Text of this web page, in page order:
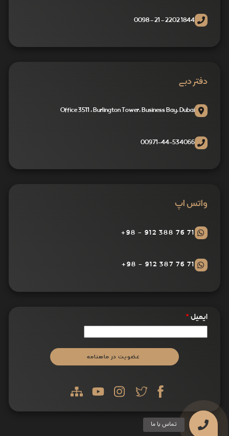
1844 2202 - 21 - 0098
دفتر دبی
Office 3511 , Burlington Tower, Business Bay, Dubai
00971-44-534066
واتس اپ
71 76 388 912 - 98+
71 76 387 912 - 98+
ایمیل *
عضویت در ماهنامه